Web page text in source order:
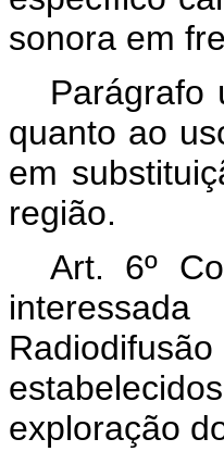
sonora em
Parágrafo
quanto ao
em
região.
Art. 6º
exploração